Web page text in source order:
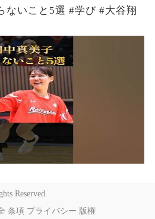
ないこと5選 #学び #大谷翔
Reserved.
条項 プライバシー 版権